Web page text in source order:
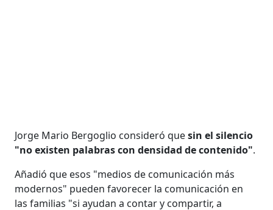
Jorge Mario Bergoglio consideró quesin el silencio
"no existen palabras con densidad de contenido".
Añadió que esos "medios de comunicación más
modernos" pueden favorecer la comunicación en
las familias "si ayudan a contar y compartir, a